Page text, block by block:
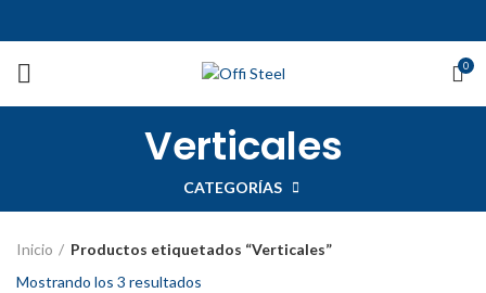
0
Verticales
CATEGORÍAS
Inicio
Productos etiquetados “Verticales”
Mostrando los 3 resultados